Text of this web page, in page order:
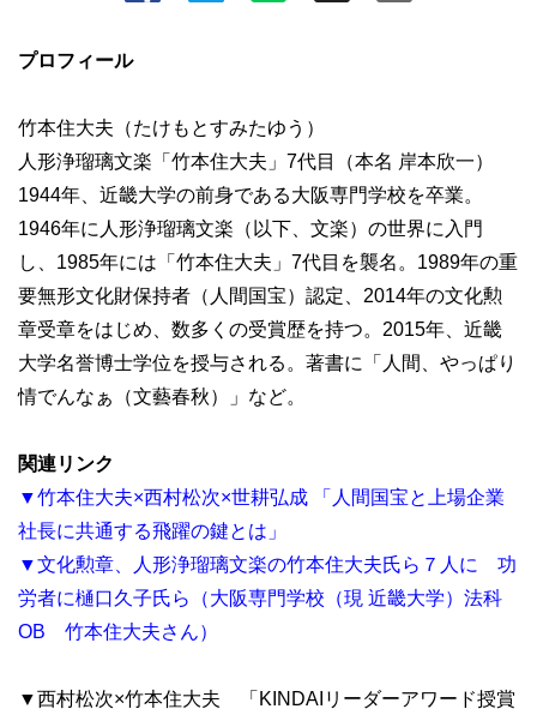
プロフィール
竹本住大夫（たけもとすみたゆう）
人形浄瑠璃文楽「竹本住大夫」7代目（本名 岸本欣一）
1944年、近畿大学の前身である大阪専門学校を卒業。
1946年に人形浄瑠璃文楽（以下、文楽）の世界に入門
し、1985年には「竹本住大夫」7代目を襲名。1989年の重
要無形文化財保持者（人間国宝）認定、2014年の文化勲
章受章をはじめ、数多くの受賞歴を持つ。2015年、近畿
大学名誉博士学位を授与される。著書に「人間、やっぱり
情でんなぁ（文藝春秋）」など。
関連リンク
▼竹本住大夫×西村松次×世耕弘成 「人間国宝と上場企業
社長に共通する飛躍の鍵とは」
▼文化勲章、人形浄瑠璃文楽の竹本住大夫氏ら７人に 功
労者に樋口久子氏ら（大阪専門学校（現 近畿大学）法科
OB 竹本住大夫さん）
▼西村松次×竹本住大夫 「KINDAIリーダーアワード授賞